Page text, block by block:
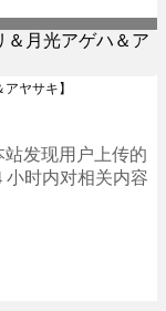
ヤサキ】
站发现用户上传的
小时内对相关内容